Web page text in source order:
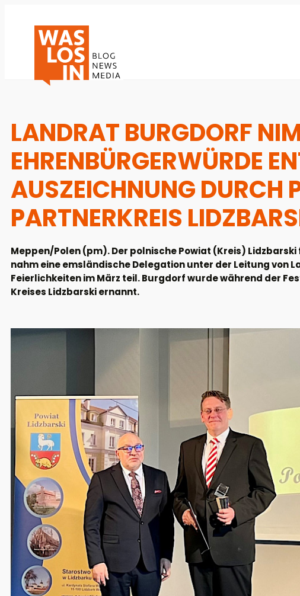
LANDRAT BURGDORF
EHRENBÜRGERWÜRDE
AUSZEICHNUNG DURCH
PARTNERKREIS
Meppen/Polen (pm). Der polnische Powiat (Kreis)
nahm eine emsländische Delegation unter der Leitung von
Feierlichkeiten im März teil. Burgdorf wurde während der
Kreises Lidzbarski ernannt.